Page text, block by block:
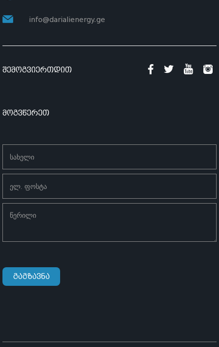
info@darialienergy.ge
შემოგვიერთდით
მოგვწერეთ